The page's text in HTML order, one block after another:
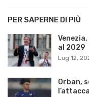
PER SAPERNE DI PIÙ
al 2029
Lug 12,
Orban,